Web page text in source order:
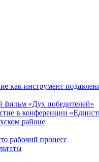
как инструмент
фильм «Дух победителей»
в конференции
районе
рабочий процесс